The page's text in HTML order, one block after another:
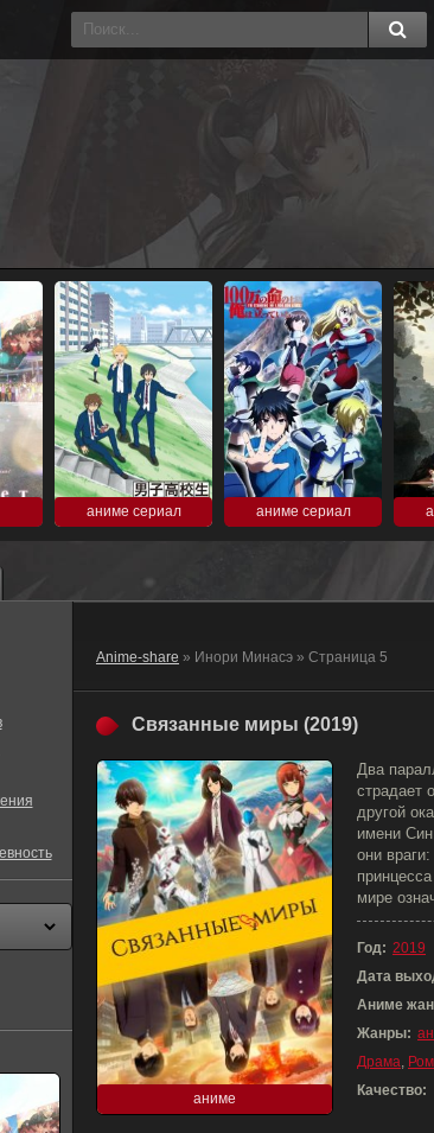
аниме сериал аниме сериал
Anime-share » Инори Минасэ » Страница 5
Связанные миры (2019)
аниме
Два
страдает
другой
имени
они
мире
Год: 2019
Дата
Аниме
Жанры:
Драма,
Качество: